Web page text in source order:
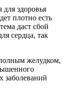
здоровья
плотно есть
даст сбой
сердца, так
желудком,
заболеваний